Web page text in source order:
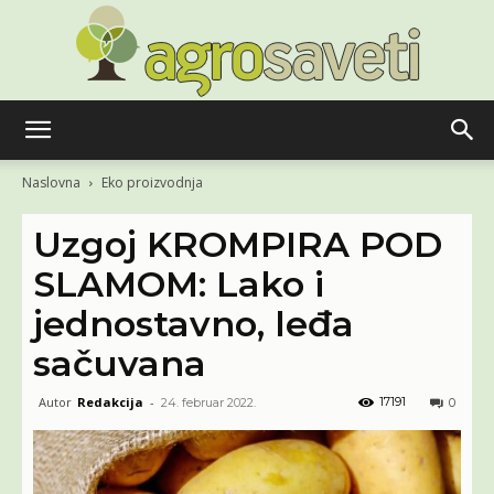
saveti
Naslovna Eko proizvodnja
Uzgoj KROMPIRA POD
SLAMOM: Lako i
jednostavno, leđa
sačuvana
Autor Redakcija - 24. februar 2022. 0
17191